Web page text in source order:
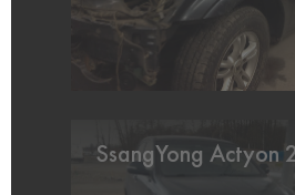
SsangYong Actyon